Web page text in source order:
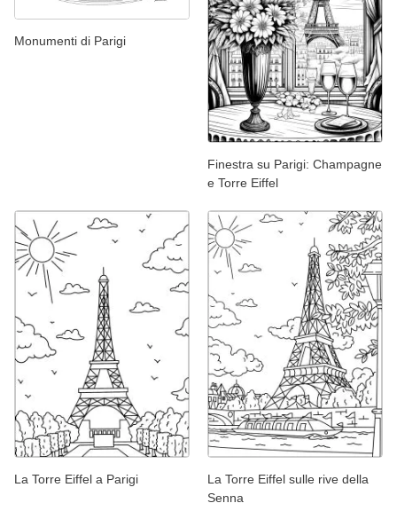
Monumenti di Parigi
Finestra su Parigi: Champagne
e Torre Eiffel
La Torre Eiffel a Parigi
La Torre Eiffel sulle rive della
Senna